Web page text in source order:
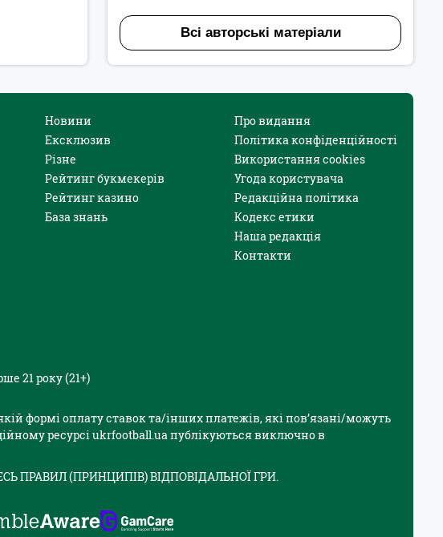
Всі авторські матеріали
Новини
Ексклюзив
Різне
Рейтинг букмекерів
Рейтинг казино
База знань
Про видання
Політика конфіденційності
Використання cookies
Угода користувача
Редакційна політика
Кодекс етики
Наша редакція
Контакти
21 року (21+)
формі оплату ставок та/інших платежів, які пов’язані/можуть
ресурсі ukrfootball.ua публікуються виключно в
ПРАВИЛ (ПРИНЦИПІВ) ВІДПОВІДАЛЬНОЇ ГРИ.